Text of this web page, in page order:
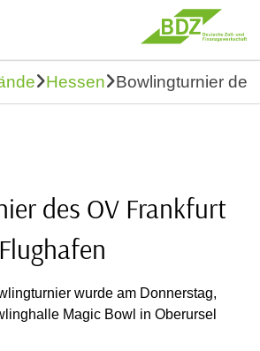
Hessen Bowlingturnier
des OV Frankfurt
wurde am Donnerstag,
Magic Bowl in Oberursel